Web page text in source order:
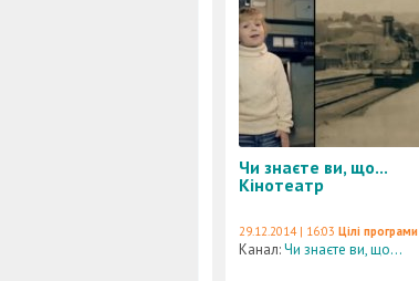
Чи знаєте ви, що...
Кінотеатр
29.12.2014 | 16:03 Цілі програми
Канал:Чи знаєте ви, що...